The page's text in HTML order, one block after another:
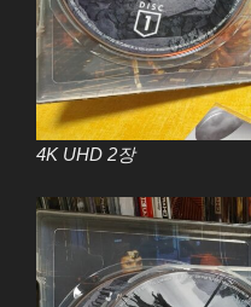
4K UHD 2장